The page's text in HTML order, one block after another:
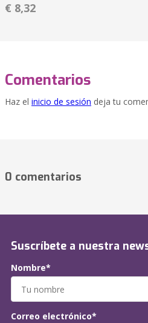
€ 8,32
Comentarios
Haz el inicio de sesión deja tu
0 comentarios
Suscríbete a nuestra
Nombre*
Correo electrónico*